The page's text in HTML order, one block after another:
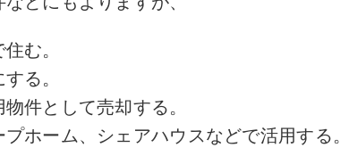
む。
る。
件として売却する。
ホーム、シェアハウスなどで活用する。